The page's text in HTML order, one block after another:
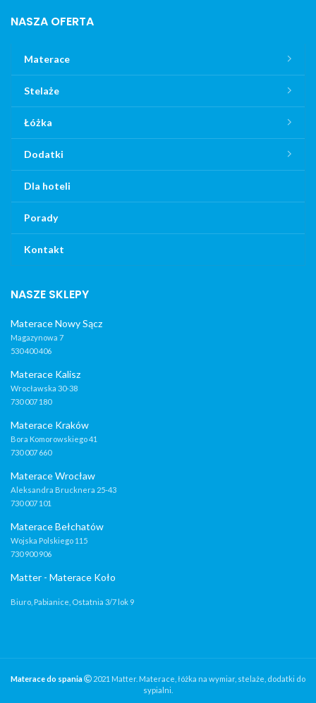
NASZA OFERTA
Materace
Stelaże
Łóżka
Dodatki
Dla hoteli
Porady
Kontakt
NASZE SKLEPY
Materace Nowy Sącz
Magazynowa 7
530 400 406
Materace Kalisz
Wrocławska 30-38
730 007 180
Materace Kraków
Bora Komorowskiego 41
730 007 660
Materace Wrocław
Aleksandra Brucknera 25-43
730 007 101
Materace Bełchatów
Wojska Polskiego 115
730 900 906
Matter - Materace Koło
Biuro, Pabianice, Ostatnia 3/7 lok 9
Materace do spania
2021 Matter. Materace, łóżka na wymiar, stelaże, dodatki do
sypialni.